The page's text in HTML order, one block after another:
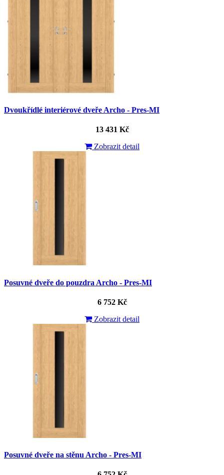
Dvoukřídlé interiérové dveře Archo - Pres-MI
13 431 Kč
Zobrazit detail
Posuvné dveře do pouzdra Archo - Pres-MI
6 752 Kč
Zobrazit detail
Posuvné dveře na stěnu Archo - Pres-MI